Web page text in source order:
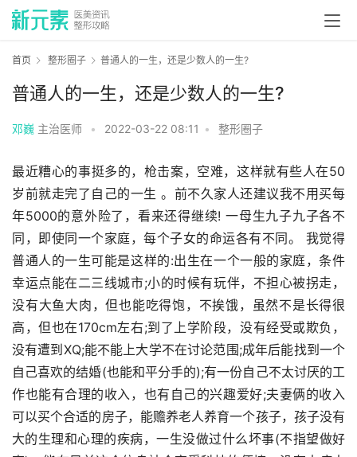
首页 整形圈子 普通人的一生，还是少数人的一生?
普通人的一生，还是少数人的一生?
邓巍 主治医师 • 2022-03-22 08:11 • 整形圈子
最近糟心的事挺多的，枪击案，空难，这样就有些人在50
岁前就走完了自己的一生 。前不久家人还建议我不用买每
年5000的意外险了，看来还得继续! 一母生九子九子各不
同，即使同一个家庭，每个子女的命运各有不同。 我觉得
普通人的一生可能是这样的:出生在一个一般的家庭，条件
幸运点能在二三线城市;小的时候有玩伴，不担心被拐走，
没有大鱼大肉，但也能吃得饱，不挨饿，虽然不是长得很
高，但也在170cm左右;到了上学阶段，没有经受或欺负，
没有遭到XQ;能不能上大学不在讨论范围;成年后能找到一个
自己喜欢的结婚(也能和平分手的);有一份自己不太讨厌的工
作也能有合理的收入，也有自己的兴趣爱好;夫妻俩的收入
可以买个合适的房子，能赡养老人养育一个孩子，孩子没有
大的生理和心理的疾病，一生没做过什么坏事(不指望做好